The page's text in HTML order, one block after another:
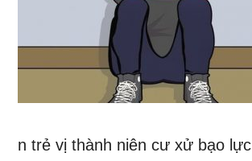
n trẻ vị thành niên cư xử bạo lực